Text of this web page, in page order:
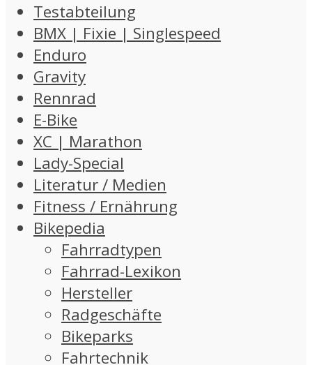
Testabteilung
BMX | Fixie | Singlespeed
Enduro
Gravity
Rennrad
E-Bike
XC | Marathon
Lady-Special
Literatur / Medien
Fitness / Ernährung
Bikepedia
Fahrradtypen
Fahrrad-Lexikon
Hersteller
Radgeschäfte
Bikeparks
Fahrtechnik